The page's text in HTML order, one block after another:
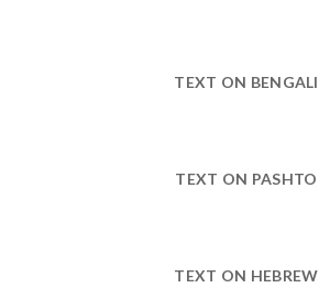
TEXT ON BENGALI
TEXT ON PASHTO
TEXT ON HEBREW